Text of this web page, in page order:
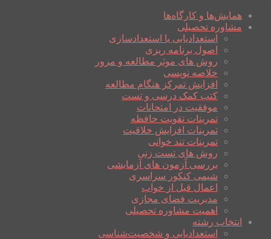
همایش‌ها و کارگاه‌ها
مشاوره تحصیلی
استعدادیابی یا استعدادسازی
اصول برنامه ریزی
روش های موثر مطالعه و مرور
خلاصه نویسی
افزایش تمرکز هنگام مطالعه
کتب کمک درسی و تست
موفقیت در امتحانات
تمرینات تقویت حافظه
تمرینات افزایش خلاقیت
تمرینات تند خوانی
روش های تست زنی
بررسی آزمون های آزمایشی
شیمی کنکور سراسری
اعمال قبل از خواب
مدیریت فضای مجازی
اهمیت مشاوره تحصیلی
انتخاب رشته
استعدادیابی و شخصیت‌شناسی